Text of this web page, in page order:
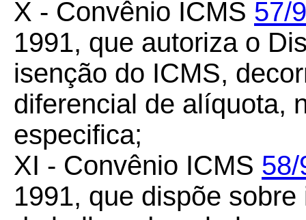
X - Convênio ICMS 57/
1991, que autoriza o
isenção do ICMS,
diferencial de alíquota,
especifica;
XI - Convênio ICMS 58/
1991, que dispõe